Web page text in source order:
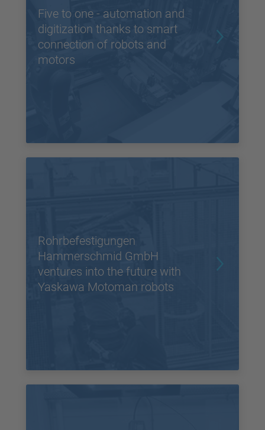
Five to one - automation and
digitization thanks to smart
connection of robots and
motors
Rohrbefestigungen
Hammerschmid GmbH
ventures into the future with
Yaskawa Motoman robots